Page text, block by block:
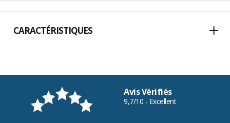
CARACTÉRISTIQUES
Avis Vérifiés
9,7/10 - Excellent